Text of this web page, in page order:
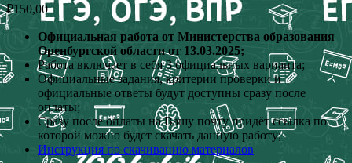
₽150,00
Официальная работа от Министерства образования
Оренбургской области от 13.03.2025;
Работа включает в себя 3 официальных варианта;
Официальные задания, критерии проверки и
официальные ответы будут доступны сразу после
оплаты;
Сразу после оплаты на Вашу почту придёт ссылка по
которой можно будет скачать данную работу;
Инструкция по скачиванию материалов